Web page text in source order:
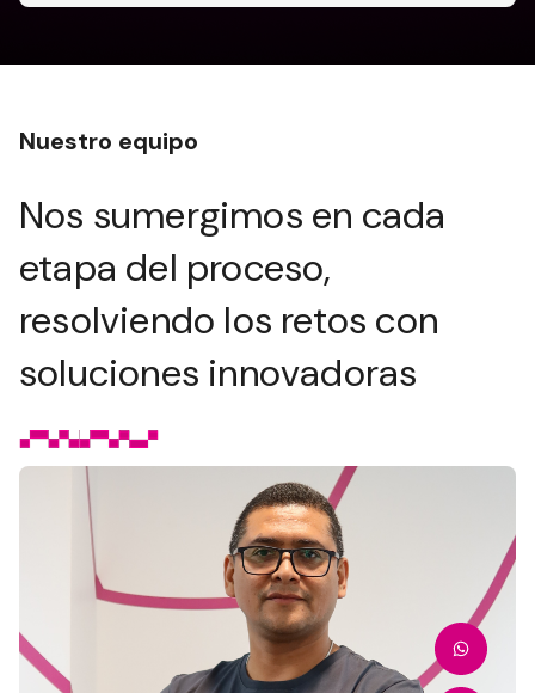
Nuestro equipo
Nos sumergimos en cada
etapa del proceso,
resolviendo los retos con
soluciones innovadoras